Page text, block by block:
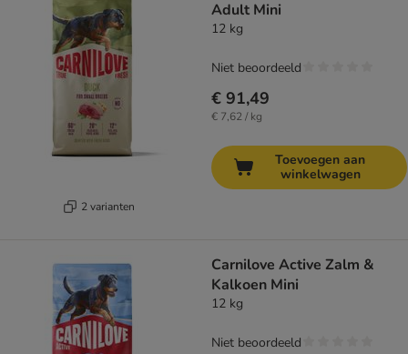
2 varianten
Adult Mini
12 kg
€ 91,49
€ 7,62 / kg
Niet beoordeeld
Toevoegen aan
winkelwagen
Carnilove Active Zalm &
Kalkoen Mini
12 kg
Niet beoordeeld